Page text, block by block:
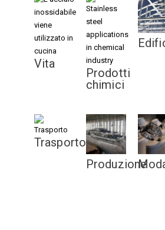
Vita
Prodotti
chimici
Trasporto
Produzione